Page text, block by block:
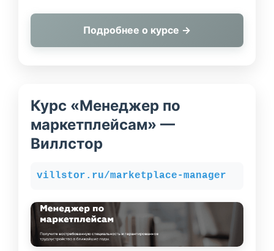
Подробнее о курсе →
Курс «Менеджер по
маркетплейсам» —
Виллстор
villstor.ru/marketplace-manager